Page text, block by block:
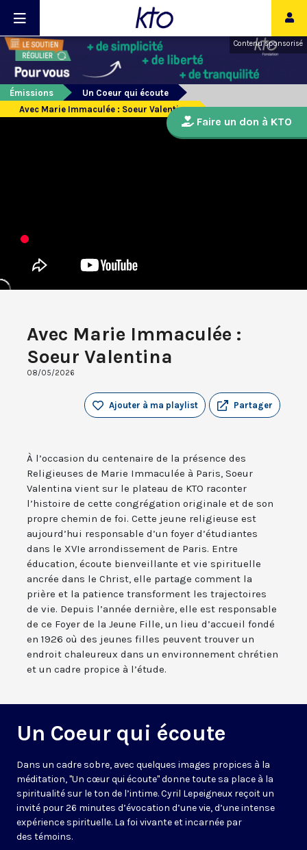
Contenu sponsorisé
Émissions
Un Coeur qui écoute
Avec Marie Immaculée : Soeur Valentina
Avec Marie Immaculée :
Soeur Valentina
08/05/2026
Partager
Ajouter à ma playlist
À l’occasion du centenaire de la présence des
Religieuses de Marie Immaculée à Paris, Soeur
Valentina vient sur le plateau de KTO raconter
l’histoire de cette congrégation originale et de son
propre chemin de foi. Cette jeune religieuse est
aujourd’hui responsable d’un foyer d’étudiantes
dans le XVIe arrondissement de Paris. Entre
éducation, écoute bienveillante et vie spirituelle
ancrée dans le Christ, elle partage comment la
prière et la patience transforment les trajectoires
de vie. Depuis l’année dernière, elle est responsable
de ce Foyer de la Jeune Fille, un lieu d’accueil fondé
en 1926 où des jeunes filles peuvent trouver un
endroit chaleureux dans un environnement chrétien
et un cadre propice à l’étude.
Un Coeur qui écoute
Dans un cadre sobre, avec quelques images propices à la
méditation, "Un cœur qui écoute" donne toute sa place à la
spiritualité sur le ton de l’intime. Cyril Lepeigneux reçoit un
invité pour 26 minutes d’évocation d’une vie, d’une intense
expérience spirituelle. La foi vivante et incarnée par
des témoins.
Faire un don à KTO